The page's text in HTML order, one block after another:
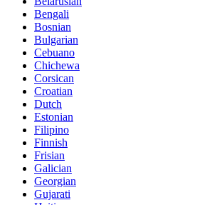
Bengali
Bosnian
Bulgarian
Cebuano
Chichewa
Corsican
Croatian
Dutch
Estonian
Filipino
Finnish
Frisian
Galician
Georgian
Gujarati